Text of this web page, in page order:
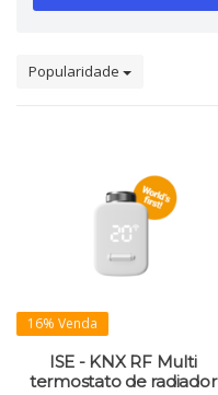
Popularidade
16% Venda
ISE - KNX RF Multi
termostato de radiador